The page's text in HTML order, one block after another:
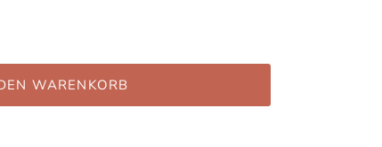
WARENKORB